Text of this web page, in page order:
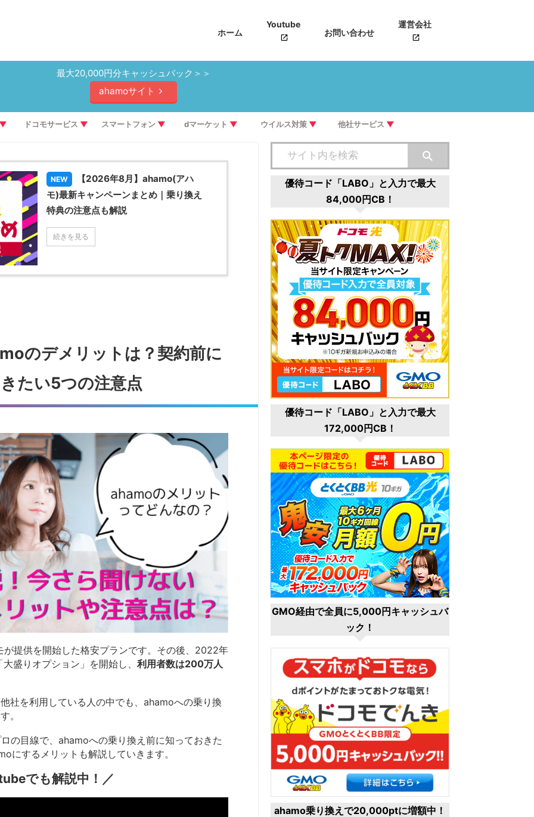
ホーム
Youtube
お問い合わせ
運営会社
最大20,000円分キャッシュバック＞＞
ahamoサイト
ドコモサービス ▼ スマートフォン ▼ dマーケット ▼ ウイルス対策 ▼ 他社サービス ▼
NEW
【2026年8月】ahamo(アハ
モ)最新キャンペーンまとめ｜乗り換え
特典の注意点も解説
続きを見る
のデメリットは？契約前に
たい5つの注意点
提供を開始した格安プランです。その後、2022年
盛りオプション」を開始し、 利用者数は200万人
社を利用している人の中でも、ahamoへの乗り換
。
の目線で、ahamoへの乗り換え前に知っておきた
にするメリットも解説していきます。
でも解説中！／
優待コード「LABO」と入力で最大
84,000円CB！
優待コード「LABO」と入力で最大
172,000円CB！
GMO経由で全員に5,000円キャッシュバ
ック！
ahamo乗り換えで20,000ptに増額中！